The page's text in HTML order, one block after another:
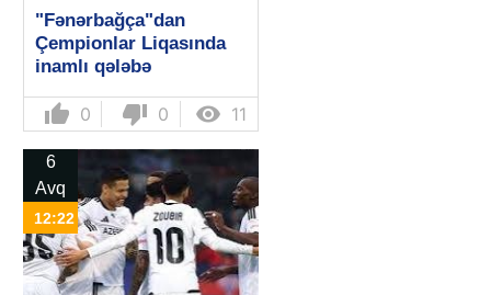
"Fənərbağça"dan
Çempionlar Liqasında
inamlı qələbə
thumb_up 0 thumb_down 0  11
6
Avq
12:22